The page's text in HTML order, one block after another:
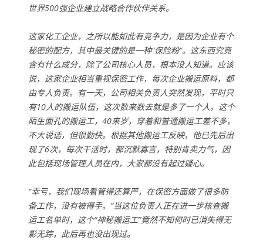
世界500强企业建立战略合作伙伴关系。
这家化工企业，之所以能如此有竞争力，是因为企业有个
秘密的配方，其中最关键的是一种“保险粉”。这东西究竟
含有什么成分，除了公司核心人员，根本没人知道。应该
说，这家企业相当重视保密工作，每次企业搬运原料，都
由专人负责。有一天，公司相关负责人突然发现，平时只
有10人的搬运队伍，这次数来数去就是多了一个人。这个
陌生面孔的搬运工，40来岁，穿着和普通搬运工差不多，
不大说话，但很勤快。根据其他搬运工反映，他已先后出
现了6次，每次干活时，都沉默寡言，特别肯卖力气，因
此包括现场管理人员在内，大家都没有起过疑心。
“幸亏，我们现场看管得还算严，在保密方面做了很多防
备工作，没有被得手。”当这位负责人正在进一步核查搬
运工名单时，这个“神秘搬运工”竟然不知何时已消失得无
影无踪，此后再也没出现过。